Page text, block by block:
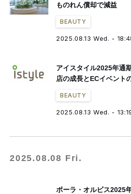
ものれん償却で減益
BEAUTY
2025.08.13 Wed. -
アイスタイル2025年
店の成長とECイベント
BEAUTY
2025.08.13 Wed. -
2025.08.08 Fri.
ポーラ・オルビス2025